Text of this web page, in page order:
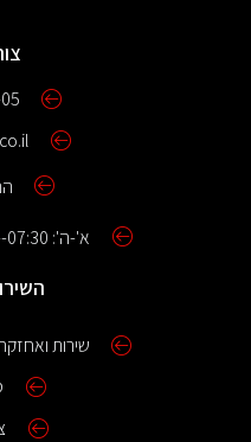
א'-ה': 07:30--18:00 | ו'-: 07:30-14:00
שירות